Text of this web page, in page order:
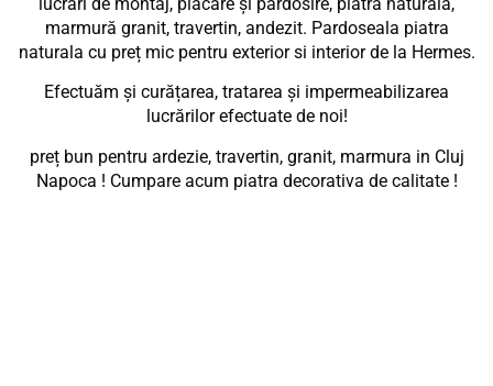
marmură granit, travertin, andezit. Pardoseala piatra
naturala cu preț mic pentru exterior si interior de la Hermes.
Efectuăm și curățarea, tratarea și impermeabilizarea
lucrărilor efectuate de noi!
preț bun pentru ardezie, travertin, granit, marmura in Cluj
Napoca ! Cumpare acum piatra decorativa de calitate !